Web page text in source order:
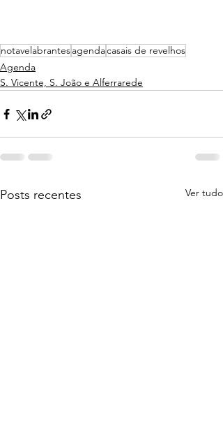
notavelabrantesagendacasais de revelhos
Agenda
S. Vicente, S. João e Alferrarede
Posts recentes Ver tudo